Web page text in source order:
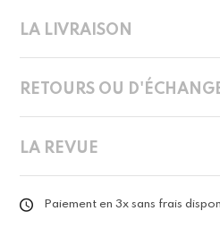
LA LIVRAISON
RETOURS OU
LA REVUE
Paiement en 3x sans frais